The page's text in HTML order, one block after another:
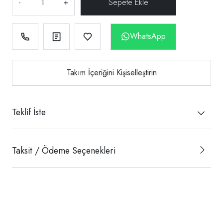
WhatsApp
Takım İçeriğini Kişiselleştirin
Teklif İste
Taksit / Ödeme Seçenekleri